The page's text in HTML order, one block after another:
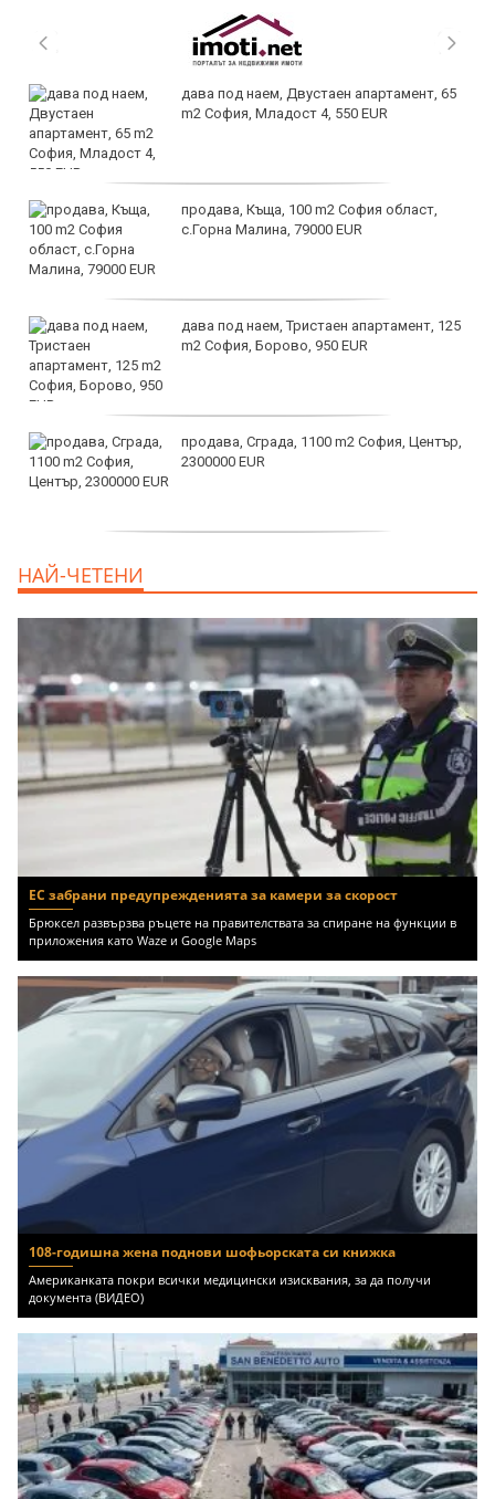
дава под наем, Двустаен апартамент, 65
m2 София, Младост 4, 550 EUR
продава, Къща, 100 m2 София област,
с.Горна Малина, 79000 EUR
дава под наем, Тристаен апартамент, 125
m2 София, Борово, 950 EUR
продава, Сграда, 1100 m2 София, Център,
2300000 EUR
НАЙ-ЧЕТЕНИ
ЕС забрани предупрежденията за камери за скорост
Брюксел развързва ръцете на правителствата за спиране на функции в
приложения като Waze и Google Maps
108-годишна жена поднови шофьорската си книжка
Американката покри всички медицински изисквания, за да получи
документа (ВИДЕО)